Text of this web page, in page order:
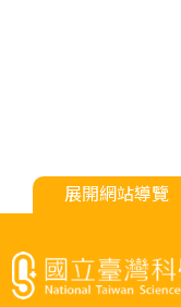
展開網站導覽